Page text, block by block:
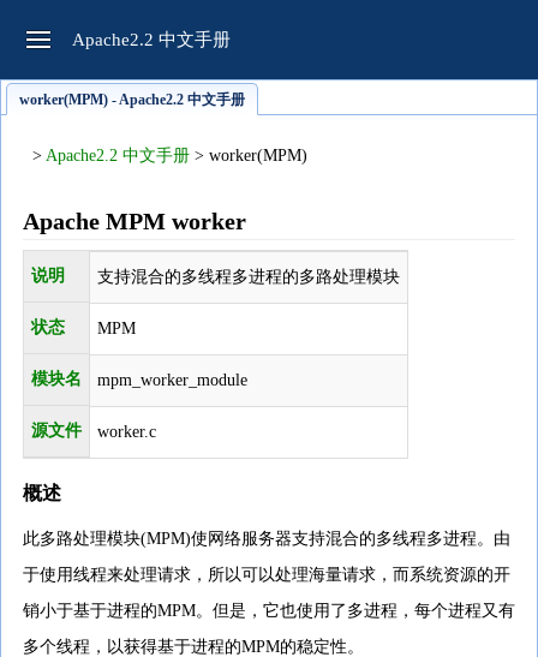
Apache2.2 中文手册
worker(MPM) - Apache2.2 中文手册
> Apache2.2 中文手册 > worker(MPM)
Apache MPM worker
说明 支持混合的多线程多进程的多路处理模块
状态 MPM
模块名 mpm_worker_module
源文件 worker.c
概述
此多路处理模块(MPM)使网络服务器支持混合的多线程多进程。由
于使用线程来处理请求，所以可以处理海量请求，而系统资源的开
销小于基于进程的MPM。但是，它也使用了多进程，每个进程又有
多个线程，以获得基于进程的MPM的稳定性。